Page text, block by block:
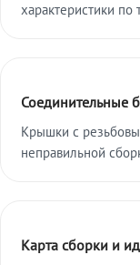
характеристики по
Соединительные
Крышки с
неправильной
Карта сборки и